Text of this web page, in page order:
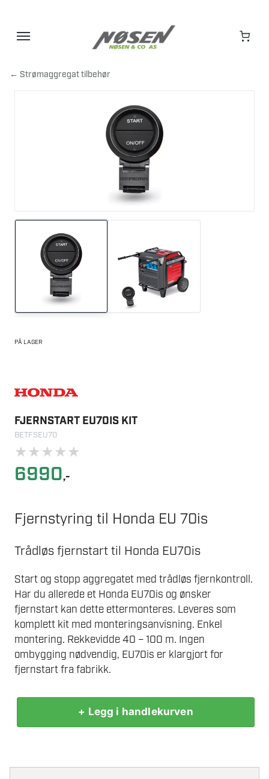
← Strømaggregat tilbehør
PÅ LAGER
FJERNSTART EU70IS KIT
BETFSEU70
★★★★★
6990,-
Fjernstyring til Honda EU 70is
Trådløs fjernstart til Honda EU70is
Start og stopp aggregatet med trådløs fjernkontroll.
Har du allerede et Honda EU70is og ønsker
fjernstart kan dette ettermonteres. Leveres som
komplett kit med monteringsanvisning. Enkel
montering. Rekkevidde 40 – 100 m. Ingen
ombygging nødvendig, EU70is er klargjort for
fjernstart fra fabrikk.
+ Legg i handlekurven